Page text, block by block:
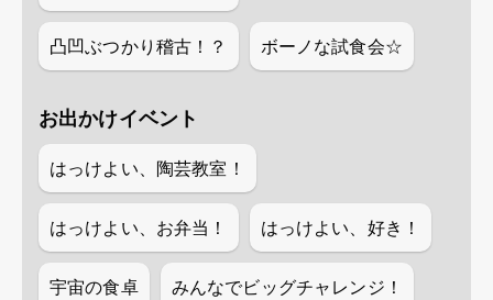
凸凹ぶつかり稽古！？ ボーノな試食会☆
お出かけイベント
はっけよい、陶芸教室！
はっけよい、お弁当！ はっけよい、好き！
宇宙の食卓 みんなでビッグチャレンジ！